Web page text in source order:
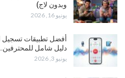
وبدون لاج)
يونيو 16, 2026
دليل شامل
يونيو 3, 2026